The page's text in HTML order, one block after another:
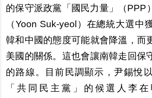
的保守派政黨「國民力量」（PPP
（Yoon Suk-yeol）在總統大選中
韓和中國的態度可能就會降溫，而
美國的關係。這也會讓南韓走回保
的路線。目前民調顯示，尹錫悅
「共同民主黨」的候選人李